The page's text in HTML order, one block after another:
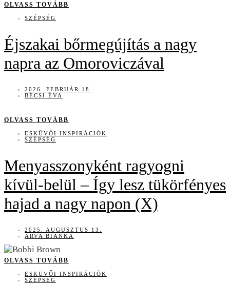
OLVASS TOVÁBB
SZÉPSÉG
Éjszakai bőrmegújítás a nagy
napra az Omoroviczával
2026. FEBRUÁR 18.
BÉCSI ÉVA
OLVASS TOVÁBB
ESKÜVŐI INSPIRÁCIÓK
SZÉPSÉG
Menyasszonyként ragyogni
kívül-belül – Így lesz tükörfényes
hajad a nagy napon (X)
2025. AUGUSZTUS 13.
ÁRVA BIANKA
OLVASS TOVÁBB
ESKÜVŐI INSPIRÁCIÓK
SZÉPSÉG